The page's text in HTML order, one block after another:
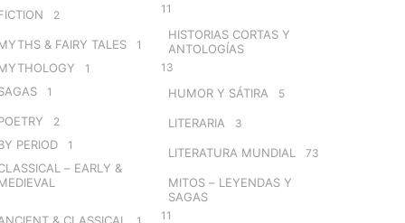
2
& FAIRY TALES 1
1
1
2
PERIOD 1
– EARLY &
& CLASSICAL
11
HISTORIAS CORTAS Y
ANTOLOGÍAS
13
HUMOR Y SÁTIRA 5
LITERARIA 3
LITERATURA MUNDIAL 73
MITOS – LEYENDAS Y
SAGAS
11